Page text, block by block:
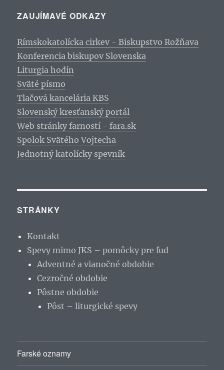
ZAUJÍMAVÉ ODKAZY
Rímskokatolícka cirkev - Biskupstvo Rožňava
Konferencia biskupov Slovenska
Liturgia hodín
Sväté písmo
Tlačová kancelária KBS
Slovenský kresťanský portál
Web stránky farností - fara.sk
Spolok Svätého Vojtecha
Jednotný katolícky spevník
STRÁNKY
Kontakt
Spevy mimo JKS – pomôcky pre ľud
Adventné a vianočné obdobie
Cezročné obdobie
Pôstne obdobie
Pôst – liturgické spevy
Farské oznamy